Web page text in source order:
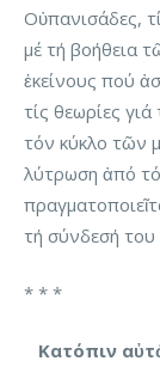
Οὐπανισάδες,
μέ τή βοήθεια
ἐκείνους πού
τίς θεωρίες
τόν κύκλο τῶν
λύτρωση ἀπό
τή σύνδεσή
* * *
Κατόπιν